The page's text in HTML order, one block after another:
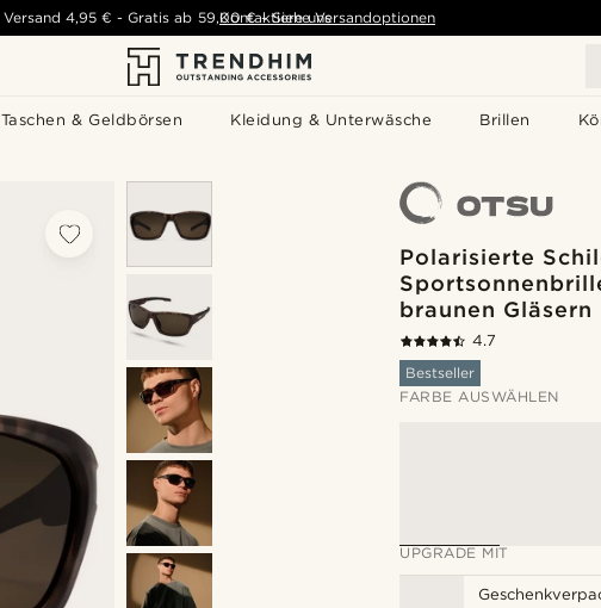
Taschen & Geldbörsen Kleidung & Unterwäsche Brillen
Versand 4,95 € -Gratis ab 59,00 € - Siehe Versandoptionen
Kontaktiere uns
Polarisierte
braunen Gläsern
4.7
Bestseller
FARBE AUSWÄHLEN
UPGRADE MIT